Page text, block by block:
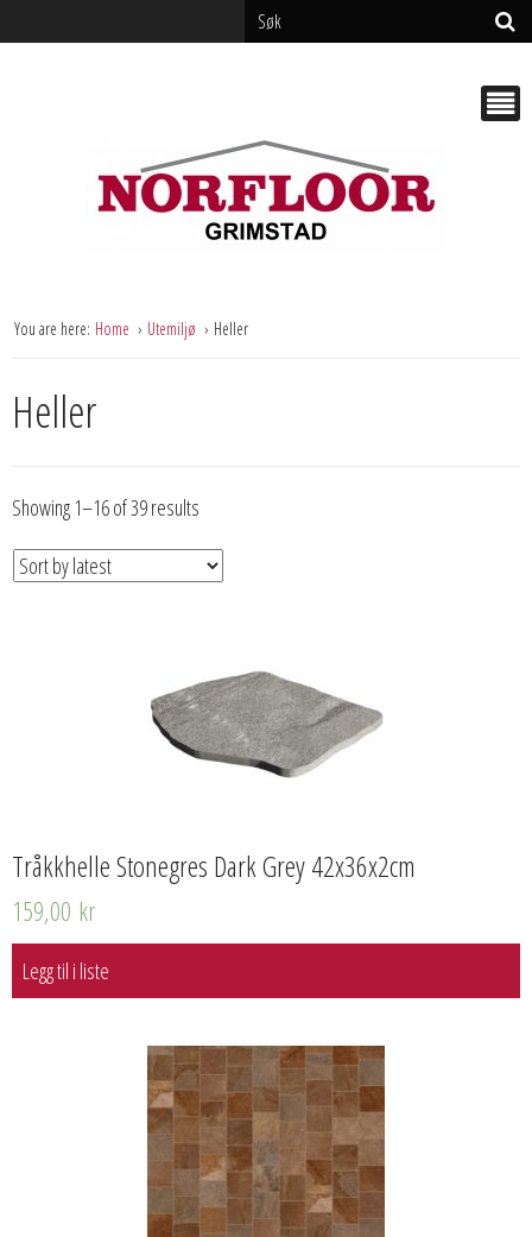
You are here: Home Utemiljø Heller
Heller
Showing 1–16 of 39 results
Tråkkhelle Stonegres Dark Grey 42x36x2cm
159,00 kr
Legg til i liste